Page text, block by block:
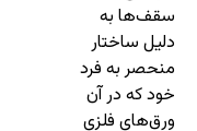
سقف‌ها به
دلیل ساختار
منحصر به فرد
خود که در آن
ورق‌های فلزی